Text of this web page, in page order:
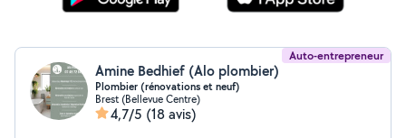
Auto-entrepreneur
Amine Bedhief (Alo plombier)
Plombier (rénovations et neuf)
Brest (Bellevue Centre)
4,7/5 (18 avis)